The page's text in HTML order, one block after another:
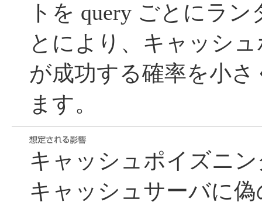
トを query ごとにラ
とにより、キャッシ
が成功する確率を小
ます。
キャッシュポイズニ
キャッシュサーバに